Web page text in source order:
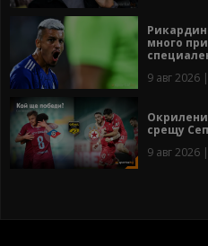
много
9 авг 2026
срещу
9 авг 2026